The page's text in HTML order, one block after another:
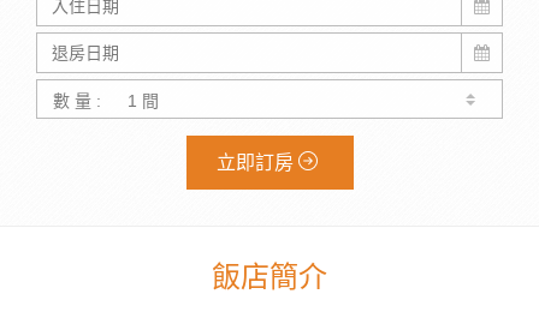
數 量 :
立即訂房
飯店簡介